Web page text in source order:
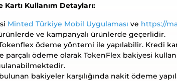
Kullanım Detayları:
Minted Türkiye Mobil Uygulaması ve https://
ve kampanyalı ürünlerde geçerlidir.
ödeme yöntemi ile yapılabilir. Kredi
ödeme olarak TokenFlex bakiyesi
bakiyeler karşılığında nakit ödeme